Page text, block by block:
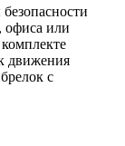
офиса или
движения
с